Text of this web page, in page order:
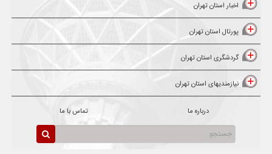
اخبار استان تهران
پورتال استان تهران
گردشگری استان تهران
نیازمندیهای استان تهران
درباره ما تماس با ما